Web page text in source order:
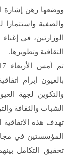
ووضعها رهن إشارة
والصفية واستثمارا
الوزارتين، في
الثقافية وتطويرها.
بالعيون إبرام
والتكوين لجهة
الشباب والثقافة
تهدف هذه
المؤسستين في
تحقيق التكامل